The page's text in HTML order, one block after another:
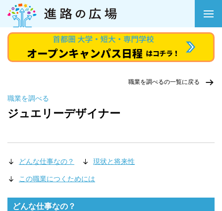
職業を調べるの一覧に戻る
職業を調べる
ジュエリーデザイナー
どんな仕事なの？ 現状と将来性
この職業につくためには
どんな仕事なの？